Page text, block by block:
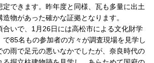
できます。昨年度と同様、瓦も多量に出土
物があった確かな証拠となります。
合いで、1月26日には高松市による文化財学
85名もの参加者の方々が調査現場を見学し
の雨で足元の悪いなかでしたが、奈良時代の